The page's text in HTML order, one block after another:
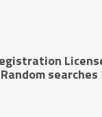
searches